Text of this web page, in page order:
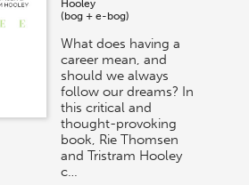
Hooley
(bog + e-bog)
What does having a
career mean, and
should we always
follow our dreams? In
this critical and
thought-provoking
book, Rie Thomsen
and Tristram Hooley
c…